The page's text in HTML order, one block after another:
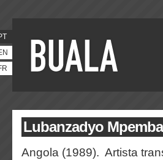
Lubanzadyo
Angola (1989). Artista